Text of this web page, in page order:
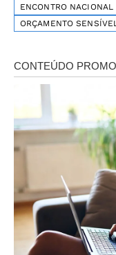
ENCONTRO NACIONAL
ORÇAMENTO